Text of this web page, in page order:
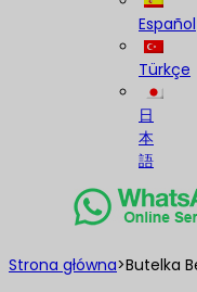
Español
Türkçe
日
本
語
Strona główna>Butelka